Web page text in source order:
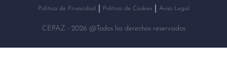
Política de Privacidad Política de Cookies Aviso Legal
CEPAZ - 2026 @Todos los derechos reservados